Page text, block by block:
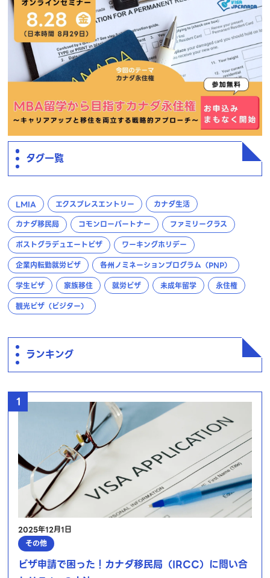
タグ一覧
LMIA エクスプレスエントリー
カナダ生活
カナダ移民局
コモンローパートナー
ファミリークラス
ポストグラデュエートビザ
ワーキングホリデー
企業内転勤就労ビザ
各州ノミネーションプログラム（PNP）
学生ビザ
家族移住 就労ビザ 未成年留学
永住権
観光ビザ（ビジター）
ランキング
1
2025年12月1日
その他
ビザ申請で困った！カナダ移民局（IRCC）に問い合